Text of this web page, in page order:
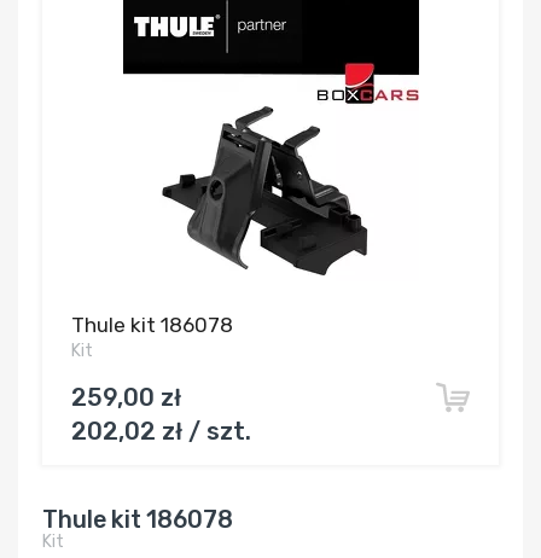
Thule kit 186078
Kit
259,00 zł
202,02 zł / szt.
Thule kit 186078
Kit